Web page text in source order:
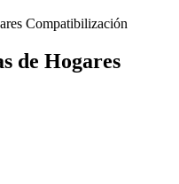
de Hogares